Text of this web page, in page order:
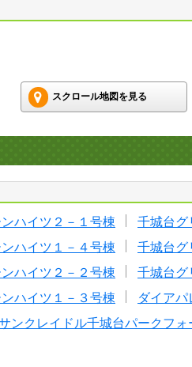
スクロール地図を見る
ハイツ２－１号棟 千城台グ
ハイツ１－４号棟
千城台グ
ハイツ２－２号棟
千城台グ
ハイツ１－３号棟 ダイアパ
ンクレイドル千城台パークフォ